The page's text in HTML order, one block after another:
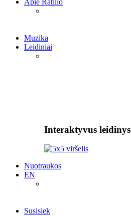
Apie Ratilio
Muzika
Leidiniai
Interaktyvus leidinys
Nuotraukos
EN
Susisiek